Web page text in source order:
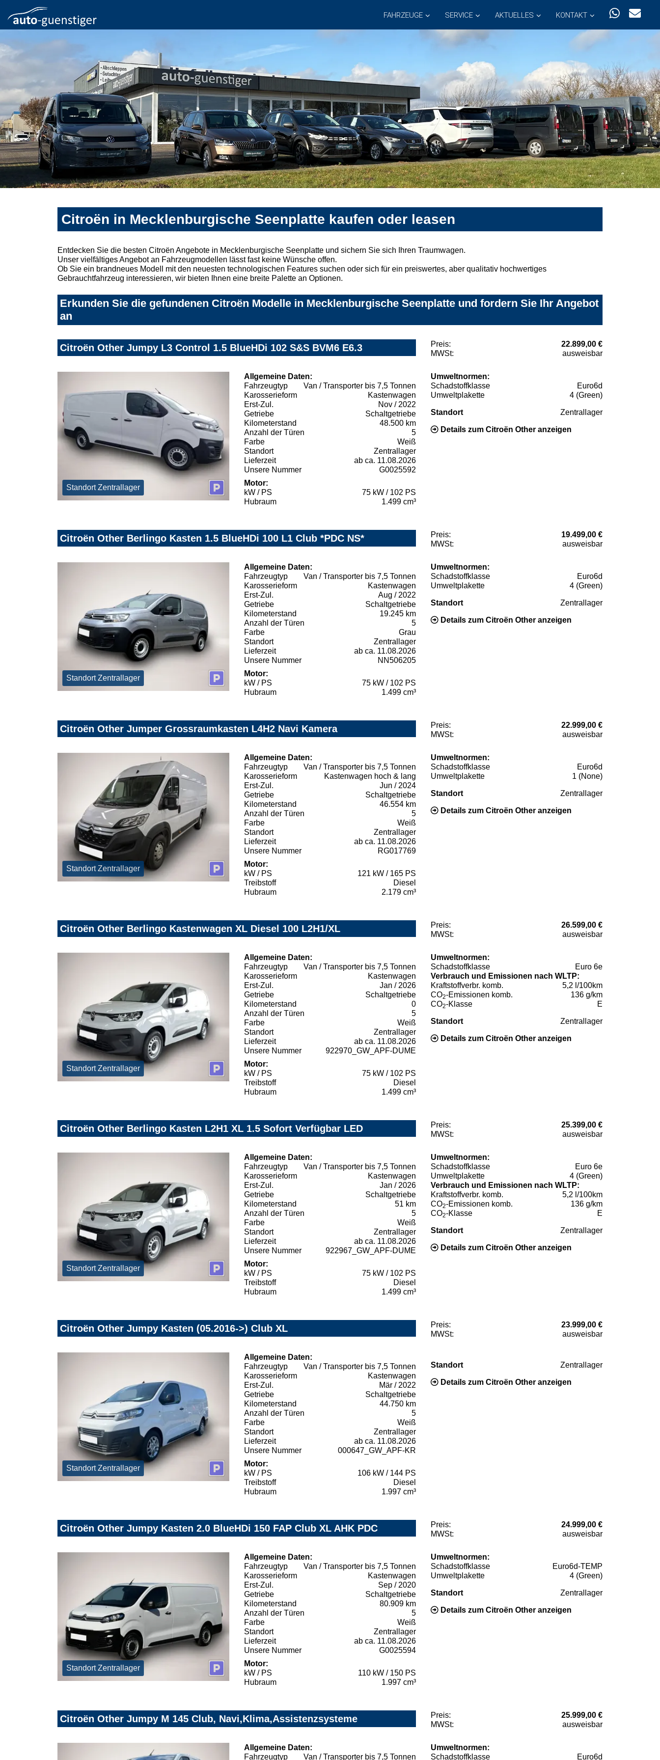
FAHRZEUGE SERVICE AKTUELLES KONTAKT
Citroën in Mecklenburgische Seenplatte kaufen oder leasen
Entdecken Sie die besten Citroën Angebote in Mecklenburgische Seenplatte und sichern Sie sich Ihren Traumwagen.
Unser vielfältiges Angebot an Fahrzeugmodellen lässt fast keine Wünsche offen.
Ob Sie ein brandneues Modell mit den neuesten technologischen Features suchen oder sich für ein preiswertes, aber qualitativ hochwertiges
Gebrauchtfahrzeug interessieren, wir bieten Ihnen eine breite Palette an Optionen.
Erkunden Sie die gefundenen Citroën Modelle in Mecklenburgische Seenplatte und fordern Sie Ihr Angebot
an
Citroën Other Jumpy L3 Control 1.5 BlueHDi 102 S&S BVM6 E6.3 Preis:
22.899,00 €
MWSt:
ausweisbar
Standort Zentrallager
Allgemeine Daten:
Fahrzeugtyp
Van / Transporter bis 7,5 Tonnen
Karosserieform
Kastenwagen
Erst-Zul.
Nov / 2022
Getriebe
Schaltgetriebe
Kilometerstand
48.500 km
Anzahl der Türen
5
Farbe
Weiß
Standort
Zentrallager
Lieferzeit
ab ca. 11.08.2026
Unsere Nummer
G0025592
Motor:
kW / PS
75 kW / 102 PS
Hubraum
1.499 cm³
Umweltnormen:
Schadstoffklasse
Euro6d
Umweltplakette
4 (Green)
Standort Zentrallager
Details zum Citroën Other anzeigen
Citroën Other Berlingo Kasten 1.5 BlueHDi 100 L1 Club *PDC NS* Preis:
19.499,00 €
MWSt:
ausweisbar
Standort Zentrallager
Allgemeine Daten:
Fahrzeugtyp
Van / Transporter bis 7,5 Tonnen
Karosserieform
Kastenwagen
Erst-Zul.
Aug / 2022
Getriebe
Schaltgetriebe
Kilometerstand
19.245 km
Anzahl der Türen
5
Farbe
Grau
Standort
Zentrallager
Lieferzeit
ab ca. 11.08.2026
Unsere Nummer
NN506205
Motor:
kW / PS
75 kW / 102 PS
Hubraum
1.499 cm³
Umweltnormen:
Schadstoffklasse
Euro6d
Umweltplakette
4 (Green)
Standort Zentrallager
Details zum Citroën Other anzeigen
Citroën Other Jumper Grossraumkasten L4H2 Navi Kamera Preis:
22.999,00 €
MWSt:
ausweisbar
Standort Zentrallager
Allgemeine Daten:
Fahrzeugtyp
Van / Transporter bis 7,5 Tonnen
Karosserieform
Kastenwagen hoch & lang
Erst-Zul.
Jun / 2024
Getriebe
Schaltgetriebe
Kilometerstand
46.554 km
Anzahl der Türen
5
Farbe
Weiß
Standort
Zentrallager
Lieferzeit
ab ca. 11.08.2026
Unsere Nummer
RG017769
Motor:
kW / PS
121 kW / 165 PS
Treibstoff
Diesel
Hubraum
2.179 cm³
Umweltnormen:
Schadstoffklasse
Euro6d
Umweltplakette
1 (None)
Standort Zentrallager
Details zum Citroën Other anzeigen
Citroën Other Berlingo Kastenwagen XL Diesel 100 L2H1/XL Preis:
26.599,00 €
MWSt:
ausweisbar
Standort Zentrallager
Allgemeine Daten:
Fahrzeugtyp
Van / Transporter bis 7,5 Tonnen
Karosserieform
Kastenwagen
Erst-Zul.
Jan / 2026
Getriebe
Schaltgetriebe
Kilometerstand
0
Anzahl der Türen
5
Farbe
Weiß
Standort
Zentrallager
Lieferzeit
ab ca. 11.08.2026
Unsere Nummer
922970_GW_APF-DUME
Motor:
kW / PS
75 kW / 102 PS
Treibstoff
Diesel
Hubraum
1.499 cm³
Umweltnormen:
Schadstoffklasse
Euro 6e
Verbrauch und Emissionen nach WLTP:
Kraftstoffverbr. komb.
5,2 l/100km
CO2-Emissionen komb.
136 g/km
CO2-Klasse E
Standort Zentrallager
Details zum Citroën Other anzeigen
Citroën Other Berlingo Kasten L2H1 XL 1.5 Sofort Verfügbar LED Preis:
25.399,00 €
MWSt:
ausweisbar
Standort Zentrallager
Allgemeine Daten:
Fahrzeugtyp
Van / Transporter bis 7,5 Tonnen
Karosserieform
Kastenwagen
Erst-Zul.
Jan / 2026
Getriebe
Schaltgetriebe
Kilometerstand
51 km
Anzahl der Türen
5
Farbe
Weiß
Standort
Zentrallager
Lieferzeit
ab ca. 11.08.2026
Unsere Nummer
922967_GW_APF-DUME
Motor:
kW / PS
75 kW / 102 PS
Treibstoff
Diesel
Hubraum
1.499 cm³
Umweltnormen:
Schadstoffklasse
Euro 6e
Umweltplakette
4 (Green)
Verbrauch und Emissionen nach WLTP:
Kraftstoffverbr. komb.
5,2 l/100km
CO2-Emissionen komb.
136 g/km
CO2-Klasse E
Standort Zentrallager
Details zum Citroën Other anzeigen
Citroën Other Jumpy Kasten (05.2016->) Club XL Preis:
23.999,00 €
MWSt:
ausweisbar
Standort Zentrallager
Allgemeine Daten:
Fahrzeugtyp
Van / Transporter bis 7,5 Tonnen
Karosserieform
Kastenwagen
Erst-Zul.
Mär / 2022
Getriebe
Schaltgetriebe
Kilometerstand
44.750 km
Anzahl der Türen
5
Farbe
Weiß
Standort
Zentrallager
Lieferzeit
ab ca. 11.08.2026
Unsere Nummer
000647_GW_APF-KR
Motor:
kW / PS
106 kW / 144 PS
Treibstoff
Diesel
Hubraum
1.997 cm³
Standort Zentrallager
Details zum Citroën Other anzeigen
Citroën Other Jumpy Kasten 2.0 BlueHDi 150 FAP Club XL AHK PDC Preis:
24.999,00 €
MWSt:
ausweisbar
Standort Zentrallager
Allgemeine Daten:
Fahrzeugtyp
Van / Transporter bis 7,5 Tonnen
Karosserieform
Kastenwagen
Erst-Zul.
Sep / 2020
Getriebe
Schaltgetriebe
Kilometerstand
80.909 km
Anzahl der Türen
5
Farbe
Weiß
Standort
Zentrallager
Lieferzeit
ab ca. 11.08.2026
Unsere Nummer
G0025594
Motor:
kW / PS
110 kW / 150 PS
Hubraum
1.997 cm³
Umweltnormen:
Schadstoffklasse
Euro6d-TEMP
Umweltplakette
4 (Green)
Standort Zentrallager
Details zum Citroën Other anzeigen
Citroën Other Jumpy M 145 Club, Navi,Klima,Assistenzsysteme Preis:
25.999,00 €
MWSt:
ausweisbar
Allgemeine Daten:
Fahrzeugtyp
Van / Transporter bis 7,5 Tonnen
Umweltnormen:
Schadstoffklasse
Euro6d